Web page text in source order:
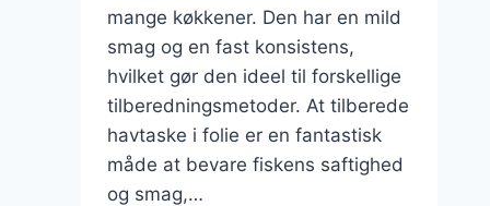
mange køkkener. Den har en mild
smag og en fast konsistens,
hvilket gør den ideel til forskellige
tilberedningsmetoder. At tilberede
havtaske i folie er en fantastisk
måde at bevare fiskens saftighed
og smag,…